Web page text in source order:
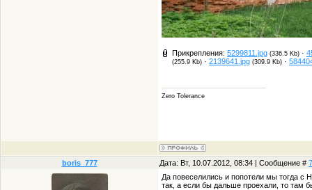
Прикрепления: 5299811.jpg (336.5 Kb) ·
(255.9 Kb) · 2139641.jpg (309.9 Kb) ·
Zero Tolerance
boris_777 Дата: Вт, 10.07.2012, 08:34 | Сообщение #
Да повеселились и попотели мы тогда с
так, а если бы дальше проехали, то там